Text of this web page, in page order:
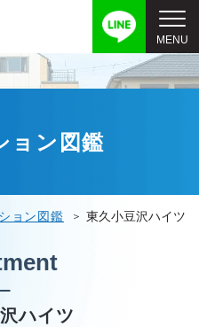
ョン図鑑
ョン図鑑 東久小豆沢ハイツ
ハイツ